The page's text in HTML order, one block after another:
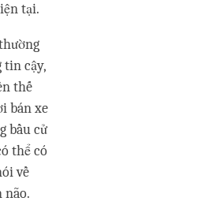
tại.
tin cậy,
thế
bán xe
bầu cử
thể có
về
não.